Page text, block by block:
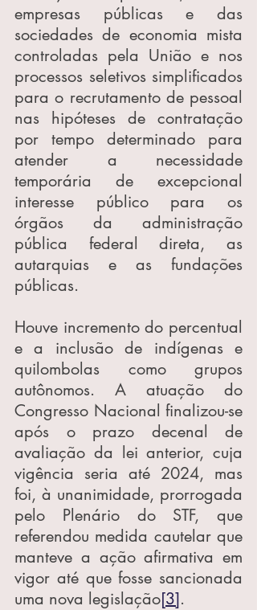
empresas públicas e das
sociedades de economia mista
controladas pela União e nos
processos seletivos simplificados
para o recrutamento de pessoal
nas hipóteses de contratação
por tempo determinado para
atender a necessidade
temporária de excepcional
interesse público para os
órgãos da administração
pública federal direta, as
autarquias e as fundações
públicas.
Houve incremento do percentual
e a inclusão de indígenas e
quilombolas como grupos
autônomos. A atuação do
Congresso Nacional finalizou-se
após o prazo decenal de
avaliação da lei anterior, cuja
vigência seria até 2024, mas
foi, à unanimidade, prorrogada
pelo Plenário do STF, que
referendou medida cautelar que
manteve a ação afirmativa em
vigor até que fosse sancionada
uma nova legislação[3].